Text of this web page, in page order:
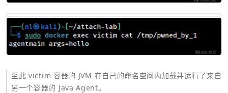
至此 victim 容器的 JVM 在自己的命名空间内加载并运行了来自
另一个容器的 Java Agent。